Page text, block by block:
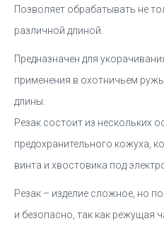
Позволяет обрабатывать не
различной длиной.
Предназначен для
применения в охотничьем
длины.
Резак состоит из нескольких
предохранительного кожуха,
винта и хвостовика под
Резак – изделие сложное, но
и безопасно, так как режущая